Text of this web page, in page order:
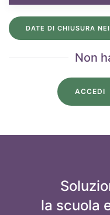
DATE DI CHIUSURA
Non
ACCEDI
la scuola